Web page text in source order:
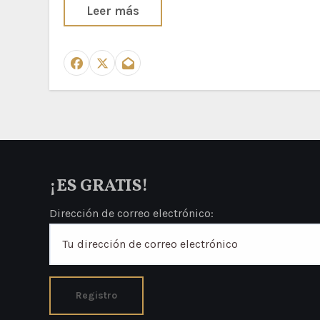
Leer más
¡ES GRATIS!
Dirección de correo electrónico: